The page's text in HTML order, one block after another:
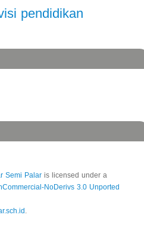
pendidikan
Semi Palar is licensed under a
NoDerivs 3.0 Unported
.